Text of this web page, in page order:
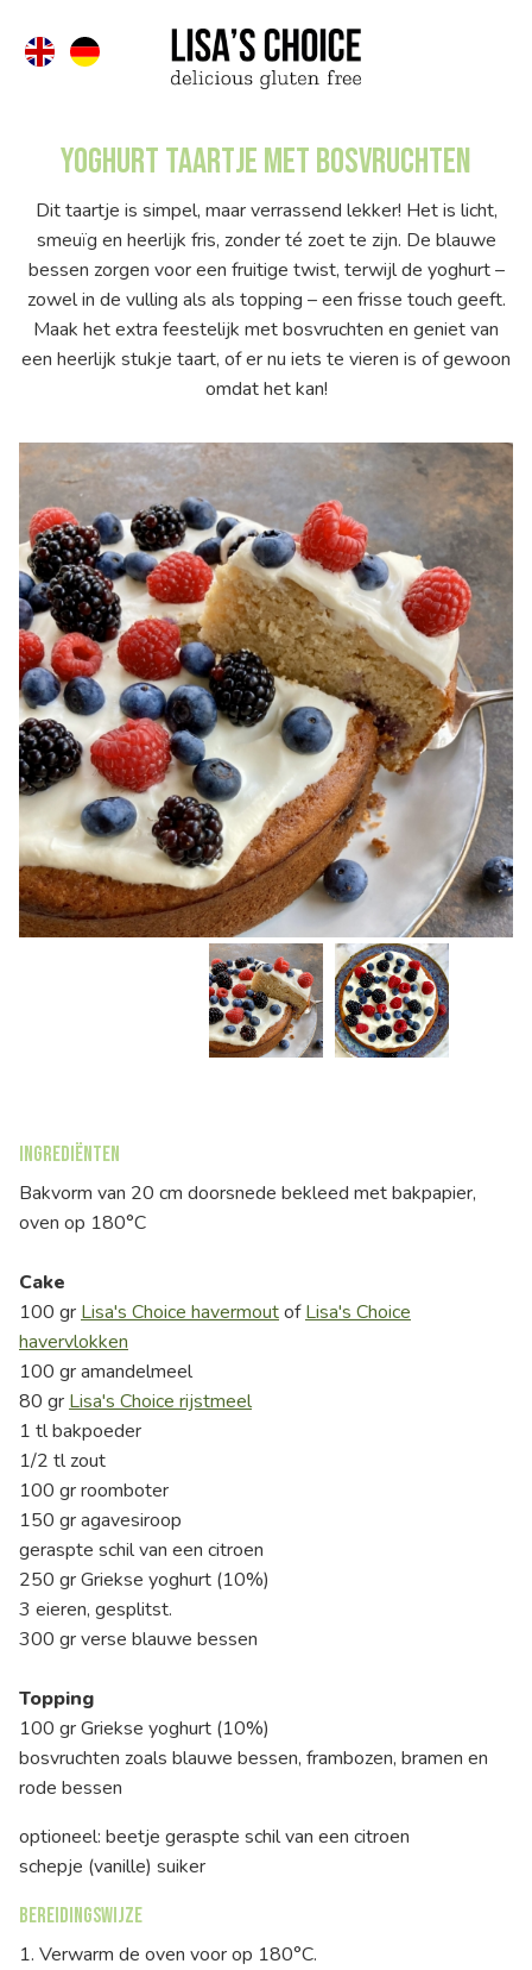
Yoghurt taartje met bosvruchten
Dit taartje is simpel, maar verrassend lekker! Het is licht,
smeuïg en heerlijk fris, zonder té zoet te zijn. De blauwe
bessen zorgen voor een fruitige twist, terwijl de yoghurt –
zowel in de vulling als als topping – een frisse touch geeft.
Maak het extra feestelijk met bosvruchten en geniet van
een heerlijk stukje taart, of er nu iets te vieren is of gewoon
omdat het kan!
Ingrediënten
Bakvorm van 20 cm doorsnede bekleed met bakpapier,
oven op 180°C
Cake
100 gr Lisa's Choice havermoutofLisa's Choice
havervlokken
100 gr amandelmeel
80 gr Lisa's Choice rijstmeel
1 tl bakpoeder
1/2 tl zout
100 gr roomboter
150 gr agavesiroop
geraspte schil van een citroen
250 gr Griekse yoghurt (10%)
3 eieren, gesplitst.
300 gr verse blauwe bessen
Topping
100 gr Griekse yoghurt (10%)
bosvruchten zoals blauwe bessen, frambozen, bramen en
rode bessen
optioneel: beetje geraspte schil van een citroen
schepje (vanille) suiker
Bereidingswijze
1. Verwarm de oven voor op 180°C.